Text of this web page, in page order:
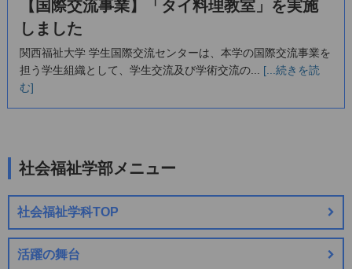
【国際交流事業】「タイ料理教室」を実施
しました
関西福祉大学 学生国際交流センターは、本学の国際交流事業を
担う学生組織として、学生交流及び学術交流の... [...続きを読
む]
社会福祉学部メニュー
社会福祉学科TOP
活躍の舞台